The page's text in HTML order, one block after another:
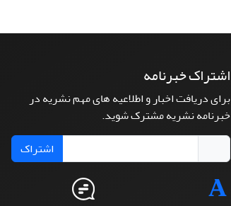
اشتراک خبرنامه
برای دریافت اخبار و اطلاعیه های مهم نشریه در
خبرنامه نشریه مشترک شوید.
اشتراک